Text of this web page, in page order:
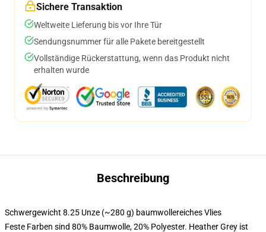
Sichere Transaktion
Weltweite Lieferung bis vor Ihre Tür
Sendungsnummer für alle Pakete bereitgestellt
Vollständige Rückerstattung, wenn das Produkt nicht
erhalten wurde
Beschreibung
Schwergewicht 8.25 Unze (~280 g) baumwollereiches Vlies
Feste Farben sind 80% Baumwolle, 20% Polyester. Heather Grey ist